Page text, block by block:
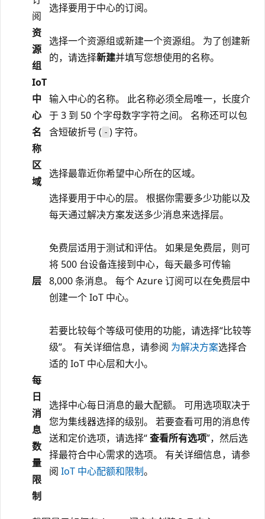
阅
选择要用于中心的订阅。
资
源
组
选择一个资源组或新建一个资源组。 为了创建新
的，请选择新建并填写您想使用的名称。
IoT
中
心
名
称
输入中心的名称。 此名称必须全局唯一，长度介
于 3 到 50 个字母数字字符之间。 名称还可以包
含短破折号 ( - ) 字符。
区
域
选择最靠近你希望中心所在的区域。
层
选择要用于中心的层。 根据你需要多少功能以及
每天通过解决方案发送多少消息来选择层。
免费层适用于测试和评估。 如果是免费层，则可
将 500 台设备连接到中心，每天最多可传输
8,000 条消息。 每个 Azure 订阅可以在免费层中
创建一个 IoT 中心。
若要比较每个等级可使用的功能，请选择“比较等
级”。 有关详细信息，请参阅 为解决方案选择合
适的 IoT 中心层和大小。
每
日
消
息
数
量
限
制
选择中心每日消息的最大配额。 可用选项取决于
您为集线器选择的级别。 若要查看可用的消息传
送和定价选项，请选择“查看所有选项”，然后选
择最符合中心需求的选项。 有关详细信息，请参
阅 IoT 中心配额和限制。